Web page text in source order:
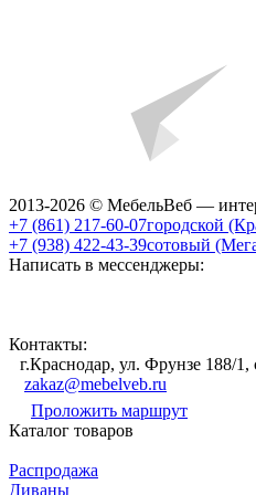
2013-2026 © МебельВеб —
+7 (861) 217-60-07городской
+7 (938) 422-43-39сотовый
Написать в мессенджеры:
Контакты:
г.Краснодар, ул. Фрунзе 188/1,
zakaz@mebelveb.ru
Проложить маршрут
Каталог товаров
Распродажа
Диваны